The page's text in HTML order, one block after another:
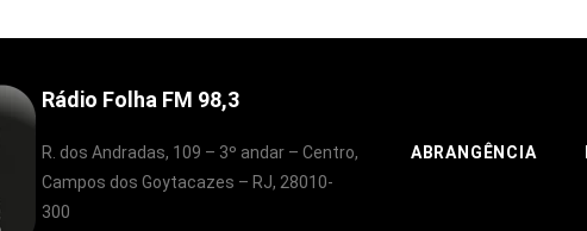
Rádio Folha FM 98,3
R. dos Andradas, 109 – 3º andar – Centro,
Campos dos Goytacazes – RJ, 28010-
300
ABRANGÊNCIA